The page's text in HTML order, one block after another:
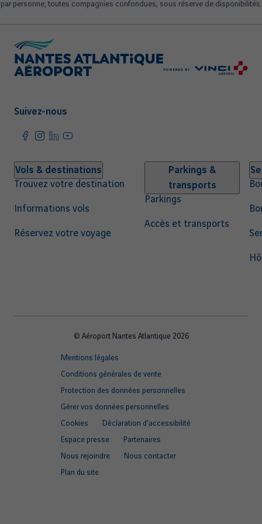
par personne, toutes compagnies confondues, sous réserve de disponibilités.
Suivez-nous
Navigation
principale
Vols & destinations
Trouvez votre destination
Informations vols
Réservez votre voyage
Parkings &
transports
Parkings
Accès et transports
© Aéroport Nantes Atlantique 2026
Mentions légales
Conditions générales de vente
Protection des données personnelles
Gérer vos données personnelles
Cookies
Déclaration d'accessibilité
Espace presse
Partenaires
Nous rejoindre
Nous contacter
Plan du site